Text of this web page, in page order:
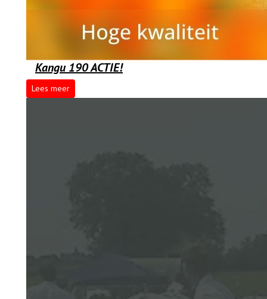
Kangu 190 ACTIE!
Lees meer